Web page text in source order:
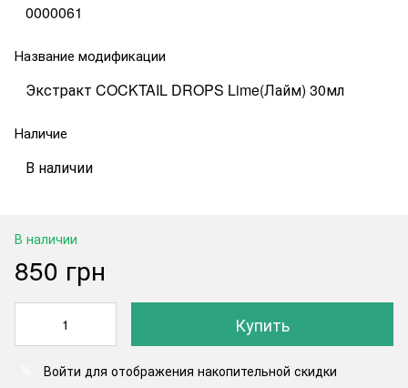
0000061
Название модификации
Экстракт COCKTAIL DROPS Lime(Лайм) 30мл
Наличие
В наличии
В наличии
850 грн
Купить
Войти для отображения накопительной скидки